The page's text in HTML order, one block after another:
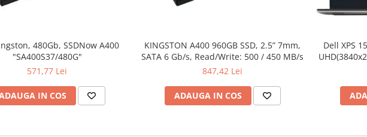
480Gb, SSDNow A400
"SA400S37/480G"
571,77 Lei
IN COS
KINGSTON A400 960GB SSD, 2.5” 7mm,
SATA 6 Gb/s, Read/Write: 500 / 450 MB/s
847,42 Lei
ADAUGA IN COS
Dell XPS
i7-8750H,
1050Ti